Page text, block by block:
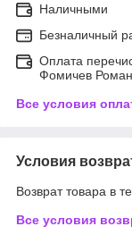
Наличными
Безналичный
Оплата
Фомичев
Все условия
Условия
Возврат товара в
Все условия